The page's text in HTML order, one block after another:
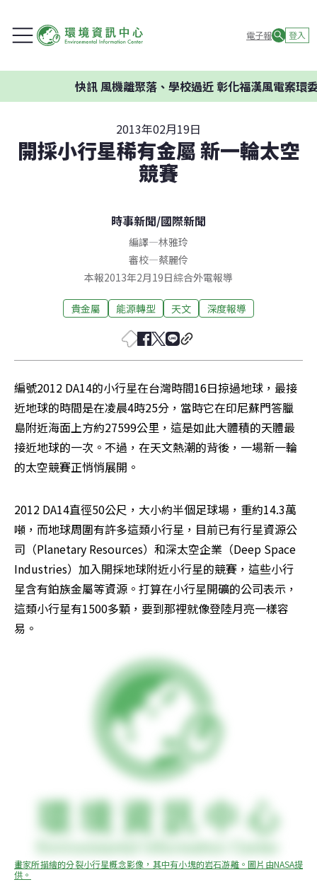
電子報 登入
風機離聚落、學校過近 彰化福漢風電案環委建議
2013年02月19日
開採小行星稀有金屬 新一輪太空
競賽
時事新聞/國際新聞
編譯—林雅玲
審校—蔡麗伶
本報2013年2月19日綜合外電報導
貴金屬 能源轉型 天文 深度報導
編號2012 DA14的小行星在台灣時間16日掠過地球，最接
近地球的時間是在凌晨4時25分，當時它在印尼蘇門答臘
島附近海面上方約27599公里，這是如此大體積的天體最
接近地球的一次。不過，在天文熱潮的背後，一場新一輪
的太空競賽正悄悄展開。
2012 DA14直徑50公尺，大小約半個足球場，重約14.3萬
噸，而地球周圍有許多這類小行星，目前已有行星資源公
司（Planetary Resources）和深太空企業（Deep Space
Industries）加入開採地球附近小行星的競賽，這些小行
星含有鉑族金屬等資源。打算在小行星開礦的公司表示，
這類小行星有1500多顆，要到那裡就像登陸月亮一樣容
易。
畫家所描繪的分裂小行星概念影像，其中有小塊的岩石游離。圖片由NASA提
供。